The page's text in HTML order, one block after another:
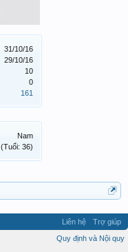
31/10/16
29/10/16
10
0
161
Nam
(Tuổi: 36)
Liên hệ
Trợ giúp
Quy định và Nội quy